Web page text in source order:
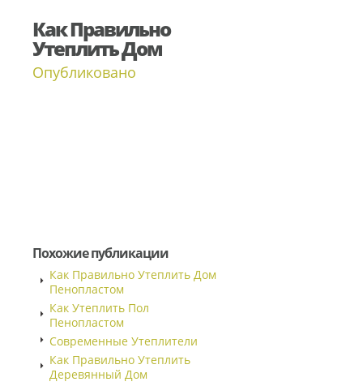
Как Правильно
Утеплить Дом
Опубликовано
Похожие публикации
Как Правильно Утеплить Дом
Пенопластом
Как Утеплить Пол
Пенопластом
Современные Утеплители
Как Правильно Утеплить
Деревянный Дом